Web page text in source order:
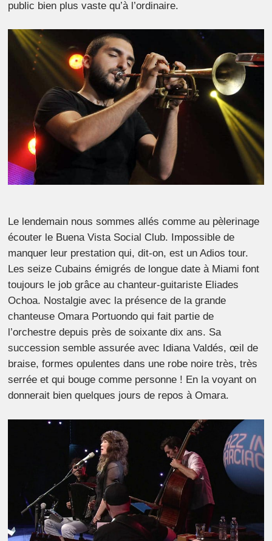
public bien plus vaste qu’à l’ordinaire.
Le lendemain nous sommes allés comme au pèlerinage
écouter le Buena Vista Social Club. Impossible de
manquer leur prestation qui, dit-on, est unAdios tour.
Les seize Cubains émigrés de longue date à Miami font
toujours le job grâce au chanteur-guitariste Eliades
Ochoa. Nostalgie avec la présence de la grande
chanteuse Omara Portuondo qui fait partie de
l’orchestre depuis près de soixante dix ans. Sa
succession semble assurée avec Idiana Valdés, œil de
braise, formes opulentes dans une robe noire très, très
serrée et qui bouge comme personne ! En la voyant on
donnerait bien quelques jours de repos à Omara.